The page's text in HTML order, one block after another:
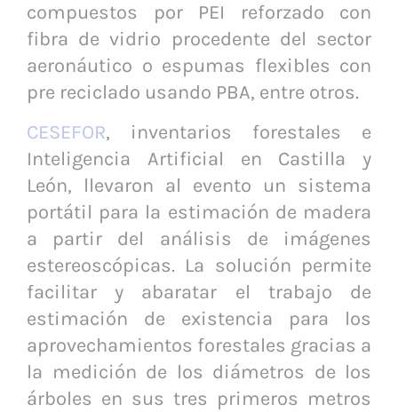
compuestos por PEI reforzado con
fibra de vidrio procedente del sector
aeronáutico o espumas flexibles con
pre reciclado usando PBA, entre otros.
CESEFOR, inventarios forestales e
Inteligencia Artificial en Castilla y
León, llevaron al evento un sistema
portátil para la estimación de madera
a partir del análisis de imágenes
estereoscópicas. La solución permite
facilitar y abaratar el trabajo de
estimación de existencia para los
aprovechamientos forestales gracias a
la medición de los diámetros de los
árboles en sus tres primeros metros